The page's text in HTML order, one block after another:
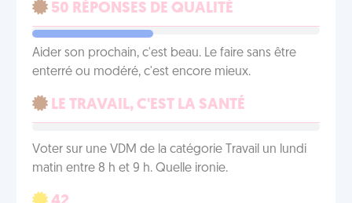
50 RÉPONSES DE QUALITÉ
Aider son prochain, c'est beau. Le faire sans être
enterré ou modéré, c'est encore mieux.
LE TRAVAIL, C'EST LA SANTÉ
Voter sur une VDM de la catégorie Travail un lundi
matin entre 8 h et 9 h. Quelle ironie.